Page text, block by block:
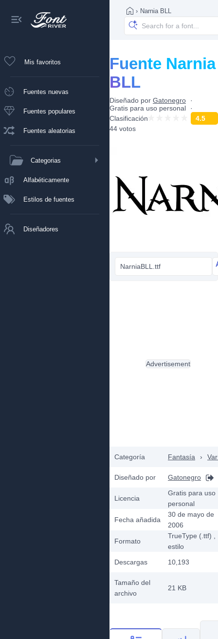
Mis favoritos
Fuentes nuevas
Fuentes populares
Fuentes aleatorias
Categorias
Alfabéticamente
Estilos de fuentes
Diseñadores
› Narnia BLL
Fuente Narnia
BLL
Diseñado por Gatonegro
Gratis para uso personal
Clasificación
4.5
44 votos
NarniaBLL.ttf
Categoría Fantasía ›
Diseñado por Gatonegro
Licencia
Gratis para uso
personal
Fecha añadida
30 de mayo de
2006
Formato
TrueType (.ttf)
estilo
Descargas
10,193
Tamaño del
archivo
21 KB
Advertisement